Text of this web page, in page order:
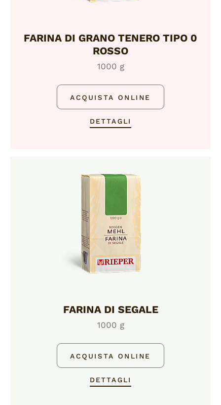
FARINA DI GRANO TENERO TIPO 0
ROSSO
1000 g
ACQUISTA ONLINE
DETTAGLI
FARINA DI SEGALE
1000 g
ACQUISTA ONLINE
DETTAGLI